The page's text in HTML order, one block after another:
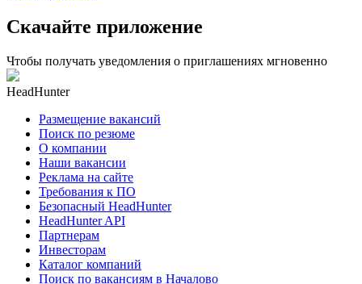
Скачайте приложение
Чтобы получать уведомления о приглашениях мгновенно
HeadHunter
Размещение вакансий
Поиск по резюме
О компании
Наши вакансии
Реклама на сайте
Требования к ПО
Безопасный HeadHunter
HeadHunter API
Партнерам
Инвесторам
Каталог компаний
Поиск по вакансиям в Началово